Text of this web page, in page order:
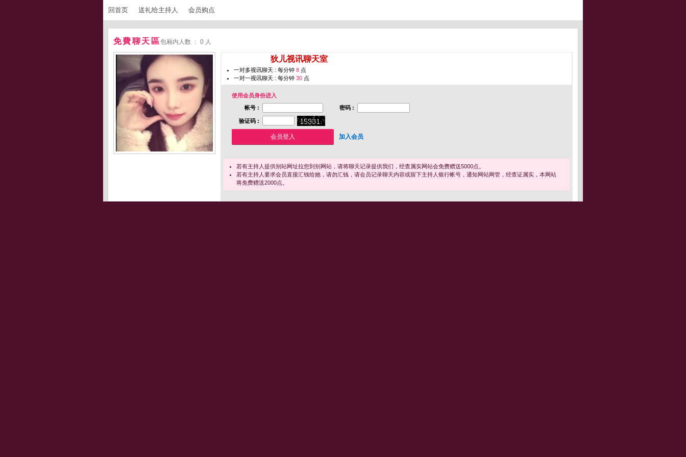
回首页 送礼给主持人 会员购点
免費聊天區包厢内人数 ： 0 人
狄儿视讯聊天室
一对多视讯聊天 : 每分钟 8 点
一对一视讯聊天 : 每分钟 30 点
使用会员身份进入
帐号 :
密码 :
验证码 :
加入会员
若有主持人提供别站网址拉您到别网站，请将聊天记录提供我们，经查属实网站会免费赠送5000点。
若有主持人要求会员直接汇钱给她，请勿汇钱，请会员记录聊天内容或留下主持人银行帐号，通知网站网管，经查证属实，本网站
将免费赠送2000点。